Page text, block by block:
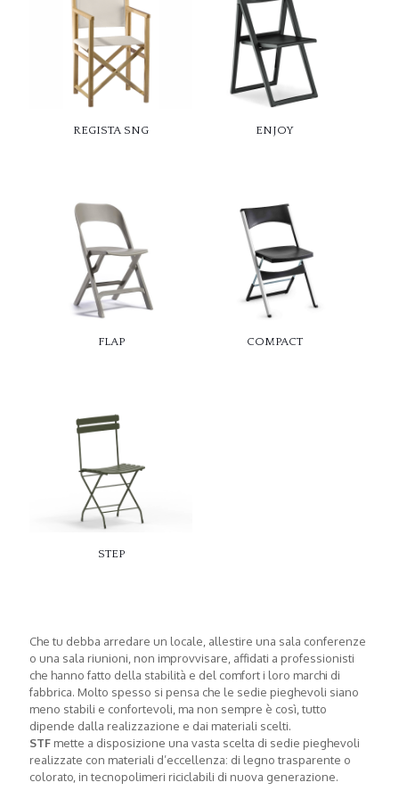
REGISTA SNG ENJOY
FLAP COMPACT
STEP
Che tu debba arredare un locale, allestire una sala conferenze
o una sala riunioni, non improvvisare, affidati a professionisti
che hanno fatto della stabilità e del comfort i loro marchi di
fabbrica. Molto spesso si pensa che le sedie pieghevoli siano
meno stabili e confortevoli, ma non sempre è così, tutto
dipende dalla realizzazione e dai materiali scelti.
STF mette a disposizione una vasta scelta di sedie pieghevoli
realizzate con materiali d’eccellenza: di legno trasparente o
colorato, in tecnopolimeri riciclabili di nuova generazione.